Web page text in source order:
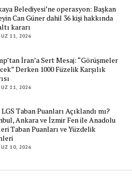
Belediyesi’ne operasyon: Başkan
Can Güner dahil 36 kişi hakkında
kararı
11, 2026
İran’a Sert Mesaj: “Görüşmeler
Derken 1000 Füzelik Karşılık
11, 2026
LGS Taban Puanları Açıklandı mı?
Ankara ve İzmir Fen ile Anadolu
Taban Puanları ve Yüzdelik
10, 2026